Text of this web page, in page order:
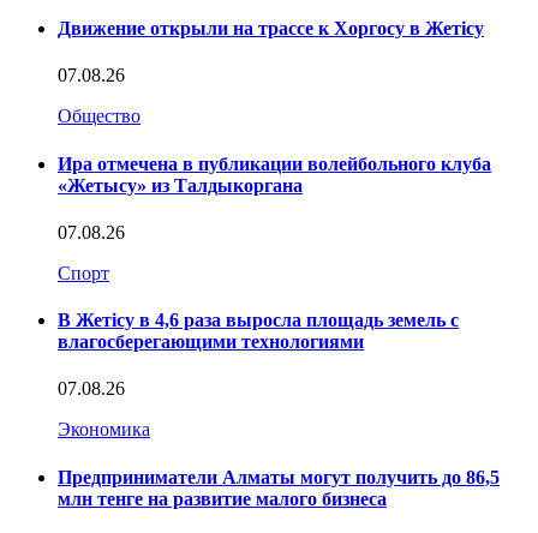
Движение открыли на трассе к Хоргосу в Жетісу
07.08.26
Общество
Ира отмечена в публикации волейбольного клуба
«Жетысу» из Талдыкоргана
07.08.26
Спорт
В Жетісу в 4,6 раза выросла площадь земель с
влагосберегающими технологиями
07.08.26
Экономика
Предприниматели Алматы могут получить до 86,5
млн тенге на развитие малого бизнеса